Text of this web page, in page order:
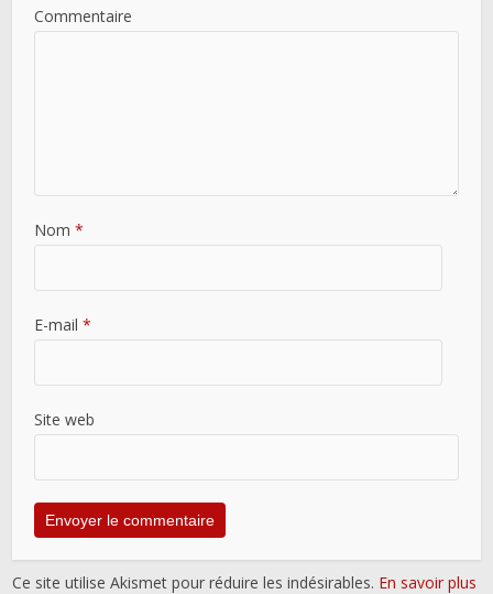
Commentaire
Nom*
E-mail*
Site web
Ce site utilise Akismet pour réduire les indésirables. En savoir plus